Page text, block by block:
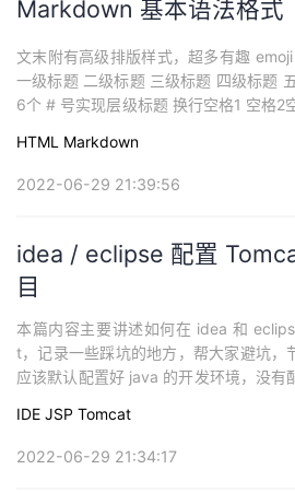
Markdown 基本语法格式
文末附有高级排版样式，超多有趣
一级标题 二级标题 三级标题 四级标题
6个 # 号实现层级标题 换行空格1 空格2
__强调 符号 ` 分隔线三个以上字符 * 或
HTML Markdown
2022-06-29 21:39:56
idea / eclipse 配置
目
本篇内容主要讲述如何在 idea 和
t，记录一些踩坑的地方，帮大家避坑，
应该默认配置好 java 的开发环境，没有
开发的Servlet容器，按照Sun
了对Servlet和...
IDE JSP Tomcat
2022-06-29 21:34:17